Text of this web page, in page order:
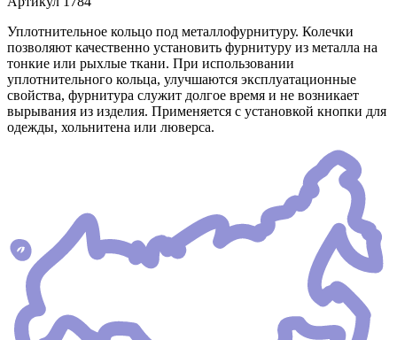
Уплотнительное кольцо под металлофурнитуру. Колечки
позволяют качественно установить фурнитуру из металла на
тонкие или рыхлые ткани. При использовании
уплотнительного кольца, улучшаются эксплуатационные
свойства, фурнитура служит долгое время и не возникает
вырывания из изделия. Применяется с установкой кнопки для
одежды, хольнитена или люверса.